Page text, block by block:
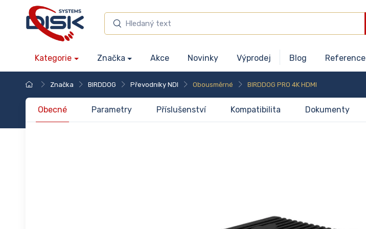
Kategorie Značka Akce Novinky Výprodej Blog Reference
Značka BIRDDOG Převodníky NDI Obousměrné BIRDDOG PRO 4K HDMI
Obecné Parametry Příslušenství Kompatibilita Dokumenty